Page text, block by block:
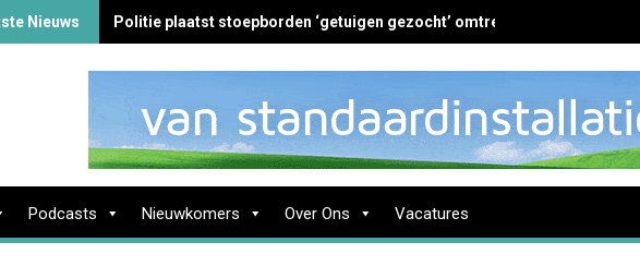
Nieuws Politie plaatst stoepborden ‘getuigen gezocht’ omtrent overval Elbastraat
Podcasts Nieuwkomers Over Ons Vacatures